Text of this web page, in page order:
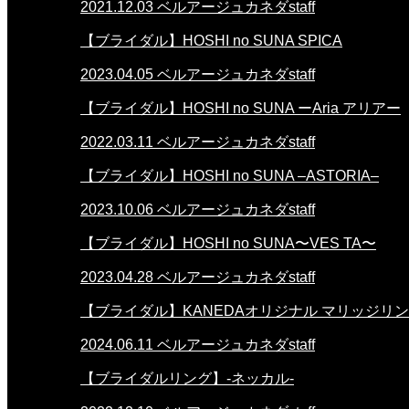
2021.12.03 ベルアージュカネダstaff
【ブライダル】HOSHI no SUNA SPICA
2023.04.05 ベルアージュカネダstaff
【ブライダル】HOSHI no SUNA ーAria アリアー
2022.03.11 ベルアージュカネダstaff
【ブライダル】HOSHI no SUNA –ASTORIA–
2023.10.06 ベルアージュカネダstaff
【ブライダル】HOSHI no SUNA〜VES TA〜
2023.04.28 ベルアージュカネダstaff
【ブライダル】KANEDAオリジナル マリッジリ
2024.06.11 ベルアージュカネダstaff
【ブライダルリング】-ネッカル-